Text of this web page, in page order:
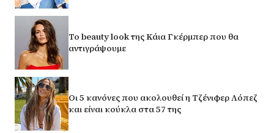
Το beauty look της Κάια Γκέρμπερ που θα
αντιγράψουμε
Οι 5 κανόνες που ακολουθεί η Τζένιφερ Λόπεζ
και είναι κούκλα στα 57 της